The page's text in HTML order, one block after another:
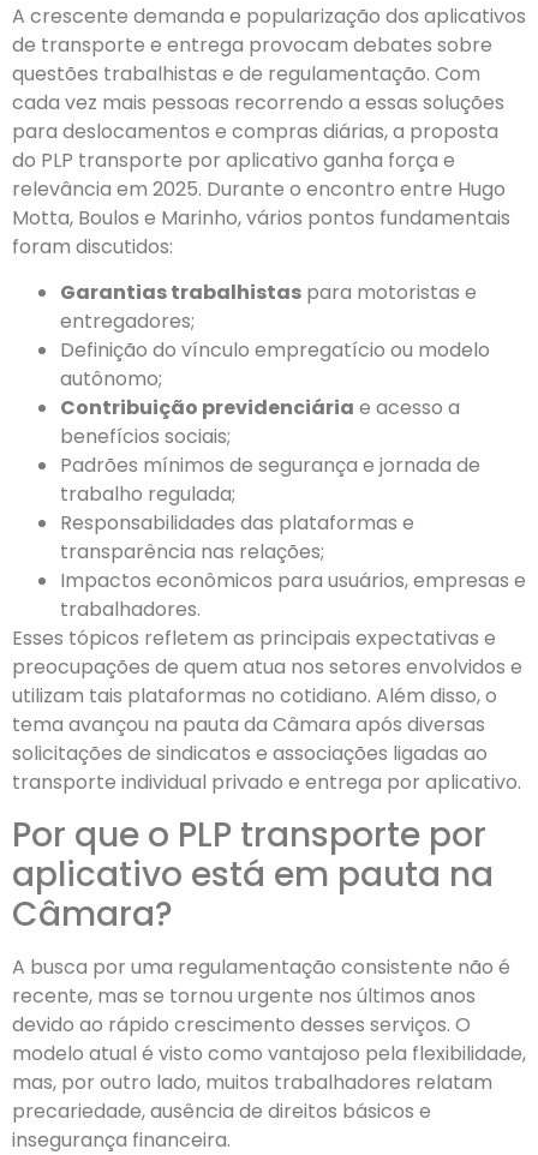
A crescente demanda e popularização dos aplicativos
de transporte e entrega provocam debates sobre
questões trabalhistas e de regulamentação. Com
cada vez mais pessoas recorrendo a essas soluções
para deslocamentos e compras diárias, a proposta
do PLP transporte por aplicativo ganha força e
relevância em 2025. Durante o encontro entre Hugo
Motta, Boulos e Marinho, vários pontos fundamentais
foram discutidos:
Garantias trabalhistas para motoristas e
entregadores;
Definição do vínculo empregatício ou modelo
autônomo;
Contribuição previdenciária e acesso a
benefícios sociais;
Padrões mínimos de segurança e jornada de
trabalho regulada;
Responsabilidades das plataformas e
transparência nas relações;
Impactos econômicos para usuários, empresas e
trabalhadores.
Esses tópicos refletem as principais expectativas e
preocupações de quem atua nos setores envolvidos e
utilizam tais plataformas no cotidiano. Além disso, o
tema avançou na pauta da Câmara após diversas
solicitações de sindicatos e associações ligadas ao
transporte individual privado e entrega por aplicativo.
Por que o PLP transporte por
aplicativo está em pauta na
Câmara?
A busca por uma regulamentação consistente não é
recente, mas se tornou urgente nos últimos anos
devido ao rápido crescimento desses serviços. O
modelo atual é visto como vantajoso pela flexibilidade,
mas, por outro lado, muitos trabalhadores relatam
precariedade, ausência de direitos básicos e
insegurança financeira.